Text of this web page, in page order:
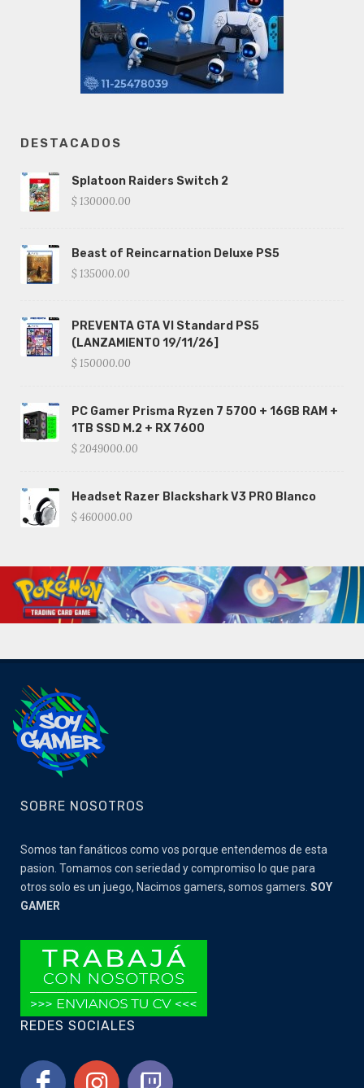
DESTACADOS
Splatoon Raiders Switch 2
$ 130000.00
Beast of Reincarnation Deluxe PS5
$ 135000.00
PREVENTA GTA VI Standard PS5
(LANZAMIENTO 19/11/26]
$ 150000.00
PC Gamer Prisma Ryzen 7 5700 + 16GB RAM +
1TB SSD M.2 + RX 7600
$ 2049000.00
Headset Razer Blackshark V3 PRO Blanco
$ 460000.00
SOBRE NOSOTROS
Somos tan fanáticos como vos porque entendemos de esta
pasion. Tomamos con seriedad y compromiso lo que para
otros solo es un juego, Nacimos gamers, somos gamers. SOY
GAMER
REDES SOCIALES